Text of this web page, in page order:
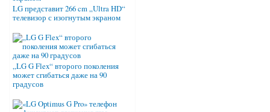
LG представит 266 cm „Ultra HD“
телевизор с изогнутым экраном
„LG G Flex“ второго поколения
может сгибаться даже на 90
градусов